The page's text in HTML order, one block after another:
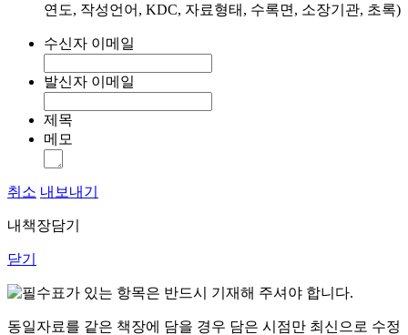
연도, 작성언어, KDC, 자료형태, 수록면, 소장기관, 초록)
수신자 이메일
발신자 이메일
제목
메모
취소 내보내기
내책장담기
닫기
표가 있는 항목은 반드시 기재해 주셔야 합니다.
동일자료를 같은 책장에 담을 경우 담은 시점만 최신으로 수정